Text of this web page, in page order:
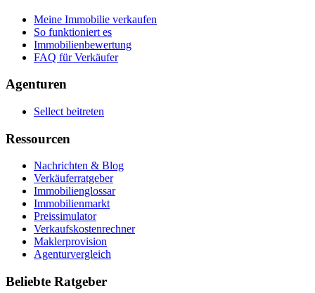
Meine Immobilie verkaufen
So funktioniert es
Immobilienbewertung
FAQ für Verkäufer
Agenturen
Sellect beitreten
Ressourcen
Nachrichten & Blog
Verkäuferratgeber
Immobilienglossar
Immobilienmarkt
Preissimulator
Verkaufskostenrechner
Maklerprovision
Agenturvergleich
Beliebte Ratgeber